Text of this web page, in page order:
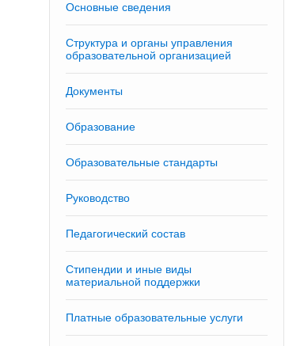
Основные сведения
Структура и органы управления
образовательной организацией
Документы
Образование
Образовательные стандарты
Руководство
Педагогический состав
Стипендии и иные виды
материальной поддержки
Платные образовательные услуги